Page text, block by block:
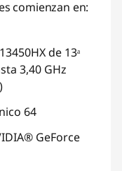
comienzan en:
de 13ᵃ
3,40 GHz
64
GeForce